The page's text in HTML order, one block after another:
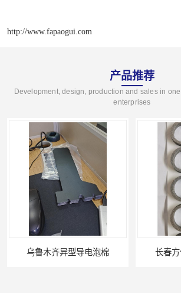
http://www.fapaogui.com
产品推荐
Development, design, production and sales in
enterprises
长春方位导电泡棉批发 沈